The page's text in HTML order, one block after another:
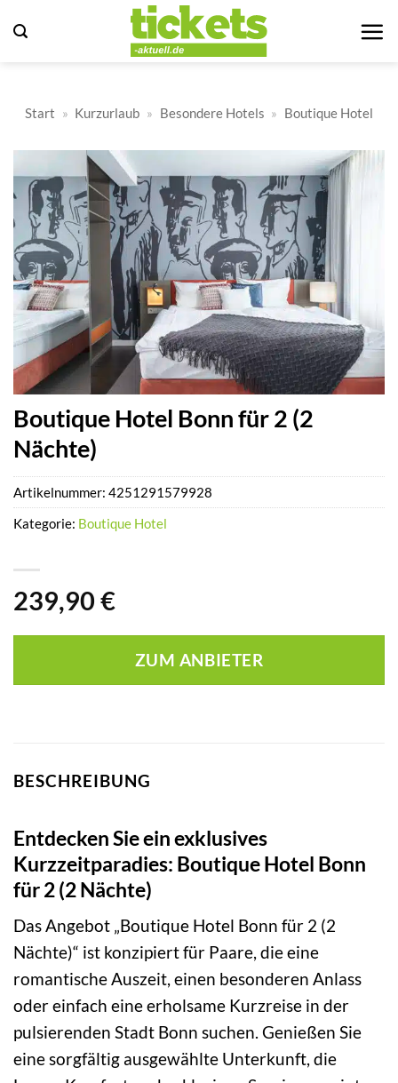
Inhalt
Start » Kurzurlaub » Besondere Hotels » Boutique Hotel
Boutique Hotel Bonn für 2 (2
Nächte)
239,90 €
ZUM ANBIETER
Artikelnummer: 4251291579928
Kategorie: Boutique Hotel
BESCHREIBUNG
Entdecken Sie ein exklusives
Kurzzeitparadies: Boutique Hotel Bonn
für 2 (2 Nächte)
Das Angebot „Boutique Hotel Bonn für 2 (2
Nächte)“ ist konzipiert für Paare, die eine
romantische Auszeit, einen besonderen Anlass
oder einfach eine erholsame Kurzreise in der
pulsierenden Stadt Bonn suchen. Genießen Sie
eine sorgfältig ausgewählte Unterkunft, die